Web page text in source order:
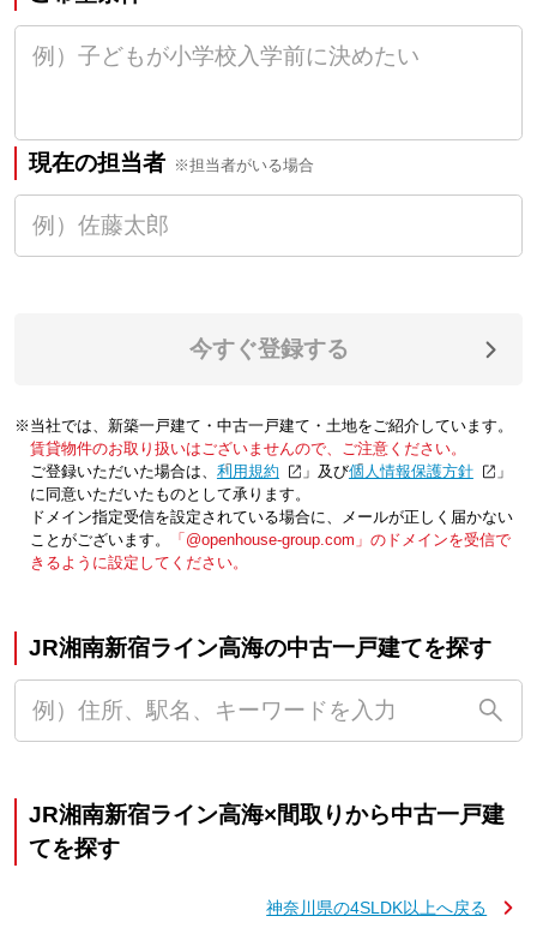
現在の担当者 ※担当者がいる場合
今すぐ登録する
※当社では、新築一戸建て・中古一戸建て・土地をご紹介しています。
賃貸物件のお取り扱いはございませんので、ご注意ください。
ご登録いただいた場合は、「利用規約 」及び「個人情報保護方針
」
に同意いただいたものとして承ります。
ドメイン指定受信を設定されている場合に、メールが正しく届かない
ことがございます。
「@openhouse-group.com」のドメインを受信で
きるように設定してください。
JR湘南新宿ライン高海の中古一戸建てを探す
JR湘南新宿ライン高海×間取りから中古一戸建
てを探す
神奈川県の4SLDK以上へ戻る